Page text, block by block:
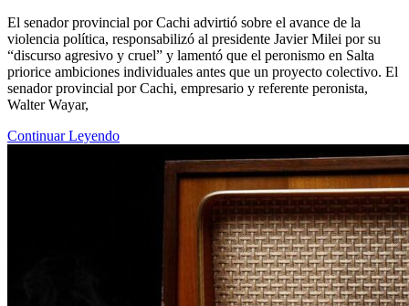
El senador provincial por Cachi advirtió sobre el avance de la
violencia política, responsabilizó al presidente Javier Milei por su
“discurso agresivo y cruel” y lamentó que el peronismo en Salta
priorice ambiciones individuales antes que un proyecto colectivo. El
senador provincial por Cachi, empresario y referente peronista,
Walter Wayar,
Continuar Leyendo